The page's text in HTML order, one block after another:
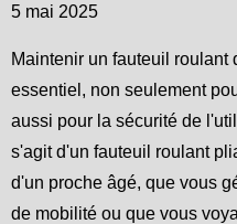
5 mai 2025
Maintenir un fauteuil roulant
essentiel, non seulement
aussi pour la sécurité de
s'agit d'un fauteuil roulant
d'un proche âgé, que vous
de mobilité ou que vous